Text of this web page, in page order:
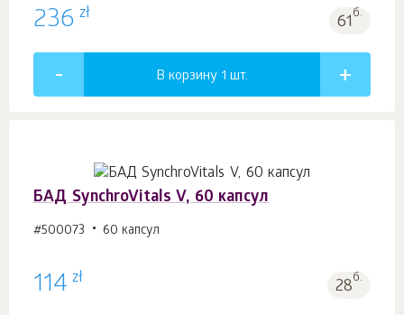
236 zł 61б.
В корзину 1 шт.
БАД SynchroVitals V, 60 капсул
#500073 60 капсул
114 zł 28б.